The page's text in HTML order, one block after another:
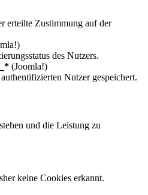
erteilte Zustimmung auf der
des Nutzers.
(Joomla!)
Nutzer gespeichert.
und die Leistung zu
keine Cookies erkannt.